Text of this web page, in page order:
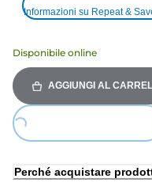
Informazioni su Repeat &
Disponibile online
AGGIUNGI AL
Loading...
Perché acquistare